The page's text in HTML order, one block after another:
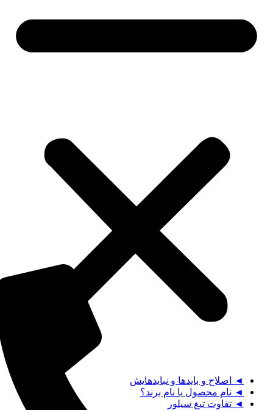
◄ اصلاح و بایدها و نبایدهایش
◄ نام محصول یا نام برند؟
◄ تفاوت تیغ سیلور